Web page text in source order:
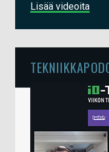
Lisää videoita